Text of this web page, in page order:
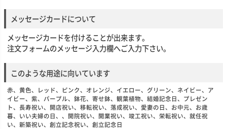
メッセージカードについて
メッセージカードを付けることが出来ます。
注文フォームのメッセージ入力欄へご入力下さい。
このような用途に向いています
赤、黄色、レッド、ピンク、オレンジ、イエロー、グリーン、ネイビー、ア
イビー、紫、パープル、鉢花、寄せ鉢、観葉植物、結婚記念日、プレゼン
ト、長寿祝い、開店祝い、移転祝い、落成祝い、愛妻の日、お中元、お歳
暮、いい夫婦の日、、開院祝い、開業祝い、竣工祝い、栄転祝い、就任祝
い、新築祝い、創立記念祝い、創立記念日